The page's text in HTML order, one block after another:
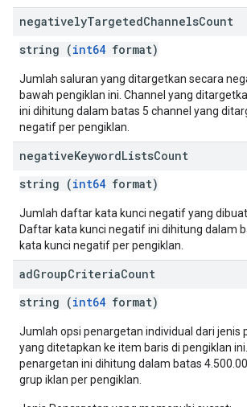
negativelyTargetedChannelsCount
string (int64 format)
Jumlah saluran yang ditargetkan secara
bawah pengiklan ini. Channel yang
ini dihitung dalam batas 5 channel yang
negatif per pengiklan.
negativeKeywordListsCount
string (int64 format)
Jumlah daftar kata kunci negatif yang dibuat
Daftar kata kunci negatif ini dihitung dalam
kata kunci negatif per pengiklan.
adGroupCriteriaCount
string (int64 format)
Jumlah opsi penargetan individual dari jenis
yang ditetapkan ke item baris di pengiklan
penargetan ini dihitung dalam batas
grup iklan per pengiklan.